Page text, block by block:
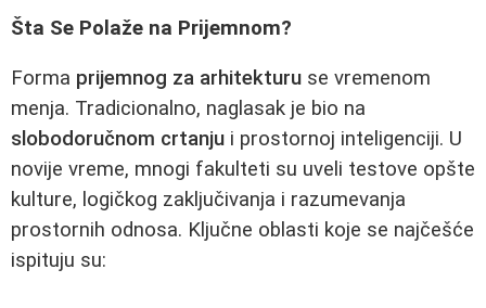
Šta Se Polaže na Prijemnom?
Forma prijemnog za arhitekturu se vremenom
menja. Tradicionalno, naglasak je bio na
slobodoručnom crtanju i prostornoj inteligenciji. U
novije vreme, mnogi fakulteti su uveli testove opšte
kulture, logičkog zaključivanja i razumevanja
prostornih odnosa. Ključne oblasti koje se najčešće
ispituju su: